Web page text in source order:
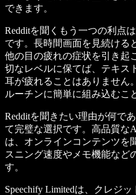
できます。
Redditを聞くもう一つの利点
です。長時間画面を見続ける
他の目の疲れの症状を引き起
切なレベルに保てば、テキス
耳が疲れることはありません
ルーチンに簡単に組み込むこ
Redditを聞きたい理由が何で
て完璧な選択です。高品質な
は、オンラインコンテンツを
スニング速度やメモ機能など
す。
Speechify Limitedは、クレジ